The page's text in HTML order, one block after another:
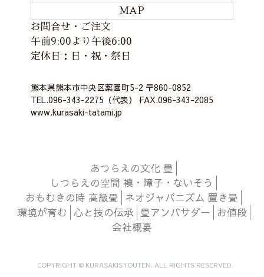
MAP
お問合せ・ご注文
午前9:00より午後6:00
定休日：日・祝・祭日
熊本県熊本市中央区薬園町5-2 〒860-0852
TEL.096-343-2275（代表） FAX.096-343-2085
www.kurasaki-tatami.jp
あつらえの文化 畳
しつらえの空間 襖・障子・ないそう
おもむきの時 高級畳 ネオジャパニズム 置き畳
環境が育む 心と技の伝承 畳アンバサダー
お値段
会社概要
COPYRIGHT © KURASAKISYOUTEN. ALL RIGHTS RESERVED.